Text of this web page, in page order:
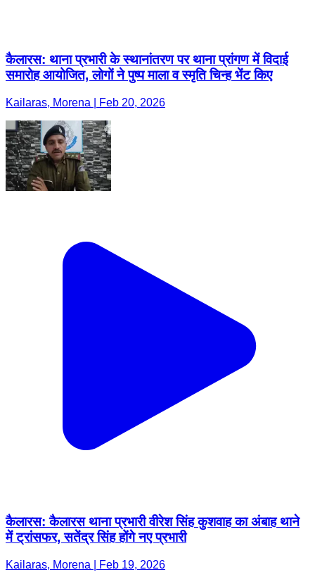
कैलारस: थाना प्रभारी के स्थानांतरण पर थाना प्रांगण में विदाई
समारोह आयोजित, लोगों ने पुष्प माला व स्मृति चिन्ह भेंट किए
Kailaras, Morena | Feb 20, 2026
कैलारस: कैलारस थाना प्रभारी वीरेश सिंह कुशवाह का अंबाह थाने
में ट्रांसफर, सतेंद्र सिंह होंगे नए प्रभारी
Kailaras, Morena | Feb 19, 2026